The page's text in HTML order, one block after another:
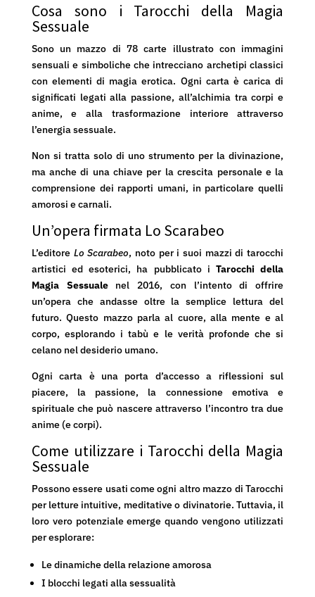
Cosa sono i Tarocchi della Magia
Sessuale
Sono un mazzo di 78 carte illustrato con immagini
sensuali e simboliche che intrecciano archetipi classici
con elementi di magia erotica. Ogni carta è carica di
significati legati alla passione, all’alchimia tra corpi e
anime, e alla trasformazione interiore attraverso
l’energia sessuale.
Non si tratta solo di uno strumento per la divinazione,
ma anche di una chiave per la crescita personale e la
comprensione dei rapporti umani, in particolare quelli
amorosi e carnali.
Un’opera firmata Lo Scarabeo
L’editore Lo Scarabeo, noto per i suoi mazzi di tarocchi
artistici ed esoterici, ha pubblicato i Tarocchi della
Magia Sessualenel 2016, con l’intento di offrire
un’opera che andasse oltre la semplice lettura del
futuro. Questo mazzo parla al cuore, alla mente e al
corpo, esplorando i tabù e le verità profonde che si
celano nel desiderio umano.
Ogni carta è una porta d’accesso a riflessioni sul
piacere, la passione, la connessione emotiva e
spirituale che può nascere attraverso l’incontro tra due
anime (e corpi).
Come utilizzare i Tarocchi della Magia
Sessuale
Possono essere usati come ogni altro mazzo di Tarocchi
per letture intuitive, meditative o divinatorie. Tuttavia, il
loro vero potenziale emerge quando vengono utilizzati
per esplorare:
Le dinamiche della relazione amorosa
I blocchi legati alla sessualità